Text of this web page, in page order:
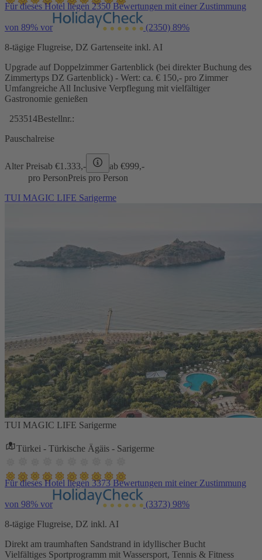
Für dieses Hotel liegen 2350 Bewertungen mit einer Zustimmung
von 89% vor (2350) 89%
8-tägige Flugreise, DZ Gartenseite inkl. AI
Upgrade auf Doppelzimmer Gartenblick (bei direkter Buchung des
Zimmertyps DZ Gartenblick) - Wert: ca. € 150,- pro Zimmer
Umfangreiche All Inclusive Verpflegung mit vielfältiger
Gastronomie genießen
253514Bestellnr.:
Pauschalreise
Alter Preisab €1.333,- ab €999,-
pro PersonPreis pro Person
TUI MAGIC LIFE Sarigerme
TUI MAGIC LIFE Sarigerme
Türkei - Türkische Ägäis - Sarigerme
Für dieses Hotel liegen 3373 Bewertungen mit einer Zustimmung
von 98% vor (3373) 98%
8-tägige Flugreise, DZ inkl. AI
Direkt am traumhaften Sandstrand in idyllischer Bucht
Vielfältiges Sportprogramm mit Wassersport, Tennis & Fitness